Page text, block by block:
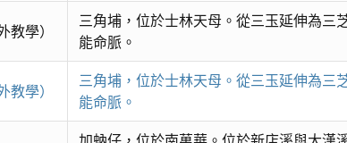
學）
三角埔，位於士林天母。從三玉延伸為三
能命脈。
學）
三角埔，位於士林天母。從三玉延伸為三
能命脈。